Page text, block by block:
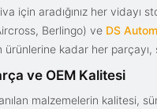
için aradığınız her vidayı
Berlingo) ve DS
ürünlerine kadar her
ve OEM Kalitesi
malzemelerin kalitesi,